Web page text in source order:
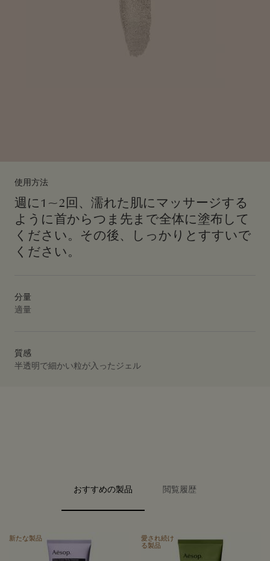
使用方法
週に1~2回、濡れた肌にマッサージする
ように首からつま先まで全体に塗布して
ください。その後、しっかりとすすいで
ください。
分量
適量
質感
半透明で細かい粒が入ったジェル
PDP carousel with text
PDP Video Flowplayer just on mobile
おすすめの製品 閲覧履歴
新たな製品
愛され続け
る製品